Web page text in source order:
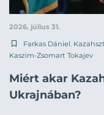
2026. július 31.
Farkas Dániel,
Kaszim-Zsomart Tokajev
Miért akar
Ukrajnában?